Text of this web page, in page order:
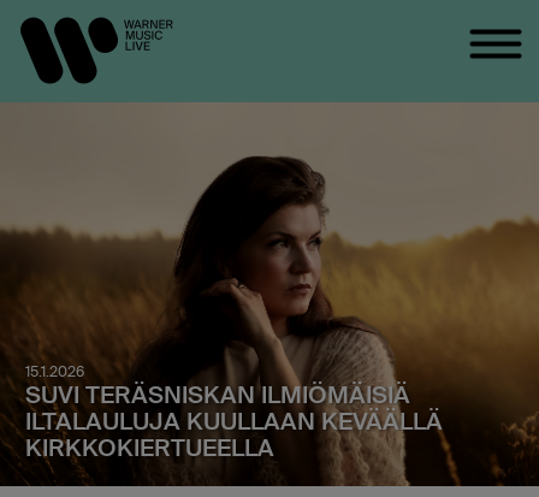
15.1.2026
SUVI TERÄSNISKAN ILMIÖMÄISIÄ
ILTALAULUJA KUULLAAN KEVÄÄLLÄ
KIRKKOKIERTUEELLA